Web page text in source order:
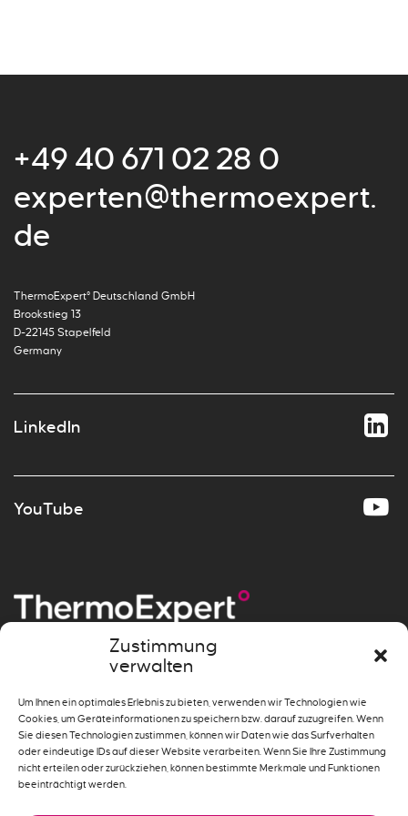
Zustimmung
verwalten
Um Ihnen ein optimales Erlebnis zu bieten, verwenden wir Technologien wie
Cookies, um Geräteinformationen zu speichern bzw. darauf zuzugreifen. Wenn
Sie diesen Technologien zustimmen, können wir Daten wie das Surfverhalten
oder eindeutige IDs auf dieser Website verarbeiten. Wenn Sie Ihre Zustimmung
nicht erteilen oder zurückziehen, können bestimmte Merkmale und Funktionen
beeinträchtigt werden.
Systemlösungen
+49 40 671 02 28 0
experten@thermoexpert.
de
ThermoExpert° Deutschland GmbH
Brookstieg 13
D-22145 Stapelfeld
Germany
LinkedIn
YouTube